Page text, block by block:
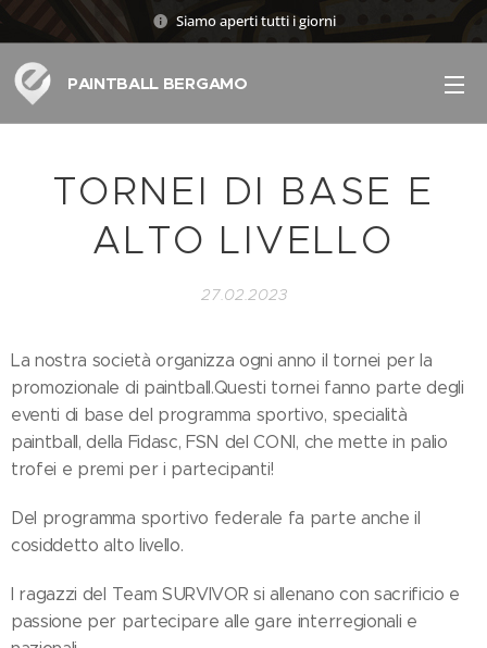
Siamo aperti tutti i giorni
PAINTBALL BERGAMO
TORNEI DI BASE E
ALTO LIVELLO
27.02.2023
La nostra società organizza ogni anno il tornei per la
promozionale di paintball.Questi tornei fanno parte degli
eventi di base del programma sportivo, specialità
paintball, della Fidasc, FSN del CONI, che mette in palio
trofei e premi per i partecipanti!
Del programma sportivo federale fa parte anche il
cosiddetto alto livello.
I ragazzi del Team SURVIVOR si allenano con sacrificio e
passione per partecipare alle gare interregionali e